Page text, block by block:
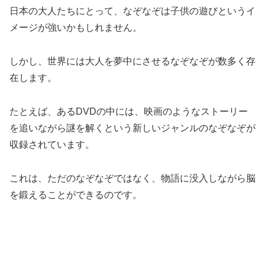
日本の大人たちにとって、なぞなぞは子供の遊びというイ
メージが強いかもしれません。
しかし、世界には大人を夢中にさせるなぞなぞが数多く存
在します。
たとえば、あるDVDの中には、映画のようなストーリー
を追いながら謎を解くという新しいジャンルのなぞなぞが
収録されています。
これは、ただのなぞなぞではなく、物語に没入しながら脳
を鍛えることができるのです。